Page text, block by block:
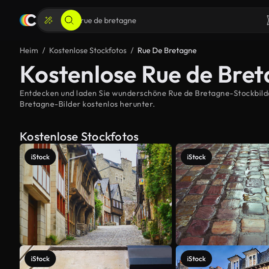
Heim Kostenlose Stockfotos Rue De Bretagne
Kostenlose Rue de
Entdecken und laden Sie wunderschöne Rue de Bretagne-
Bretagne-Bilder kostenlos herunter.
Kostenlose Stockfotos
iStock
iStock
iStock
iStock